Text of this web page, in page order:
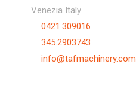
Venezia Italy
0421.309016
345.2903743
info@tafmachinery.com